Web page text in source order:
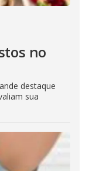
no
destaque
sua